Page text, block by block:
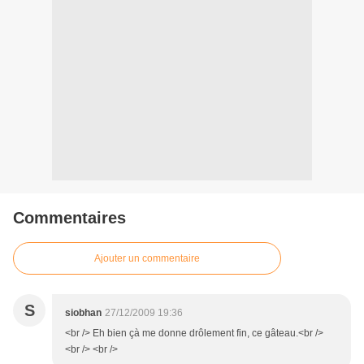
Commentaires
Ajouter un commentaire
S siobhan 27/12/2009 19:36
<br /> Eh bien çà me donne drôlement fin, ce gâteau.<br />
<br /> <br />